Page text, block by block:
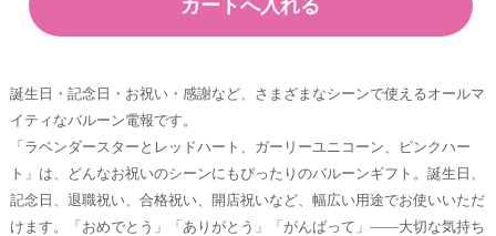
誕生日・記念日・お祝い・感謝など、さまざまなシーンで使えるオールマ
イティなバルーン電報です。
「ラベンダースターとレッドハート、ガーリーユニコーン、ピンクハー
ト」は、どんなお祝いのシーンにもぴったりのバルーンギフト。誕生日、
記念日、退職祝い、合格祝い、開店祝いなど、幅広い用途でお使いいただ
けます。「おめでとう」「ありがとう」「がんばって」——大切な気持ち